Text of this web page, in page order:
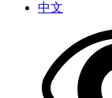
中文